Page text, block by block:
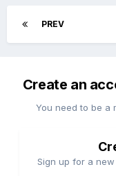
PREV
Create an
You need to be a
Sign up for a